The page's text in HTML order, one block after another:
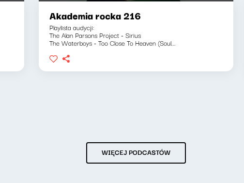
Akademia rocka 216
Playlista audycji:
The Alan Parsons Project - Sirius
The Waterboys - Too Close To Heaven (Soul...
WIĘCEJ PODCASTÓW